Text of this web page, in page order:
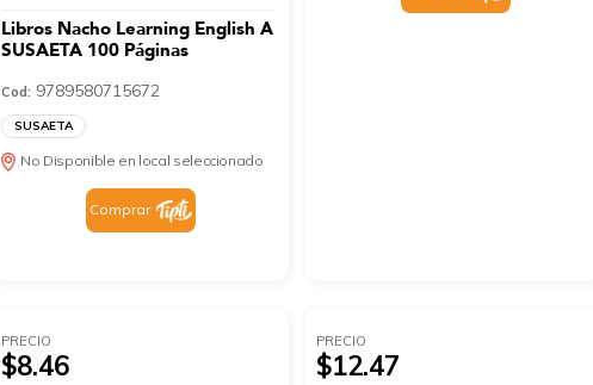
Libros Nacho Learning English A
SUSAETA 100 Páginas
Cod: 9789580715672
SUSAETA
No Disponible en local seleccionado
Comprar
PRECIO
$8.46
PRECIO
$12.47